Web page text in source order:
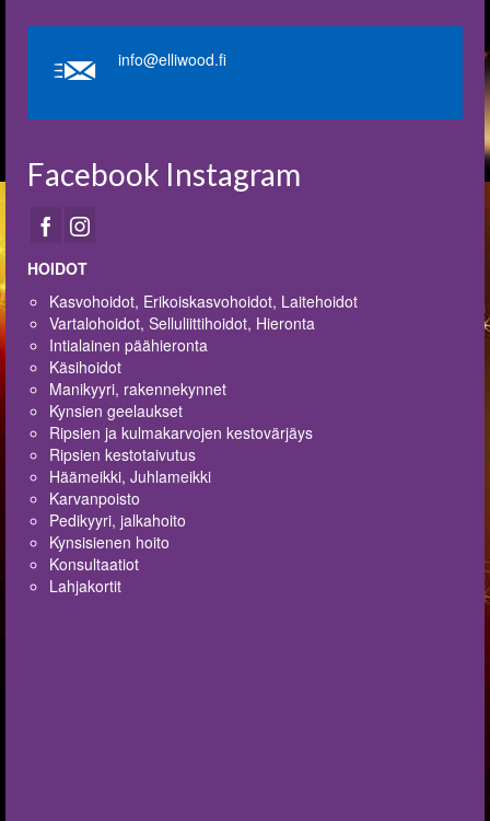
info@elliwood.fi
Facebook Instagram
HOIDOT
Kasvohoidot, Erikoiskasvohoidot, Laitehoidot
Vartalohoidot, Selluliittihoidot, Hieronta
Intialainen päähieronta
Käsihoidot
Manikyyri, rakennekynnet
Kynsien geelaukset
Ripsien ja kulmakarvojen kestovärjäys
Ripsien kestotaivutus
Häämeikki, Juhlameikki
Karvanpoisto
Pedikyyri, jalkahoito
Kynsisienen hoito
Konsultaatiot
Lahjakortit